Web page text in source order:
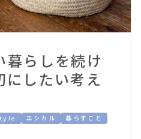
暮らしを続け
にしたい考え
エシカル 暮らすこと